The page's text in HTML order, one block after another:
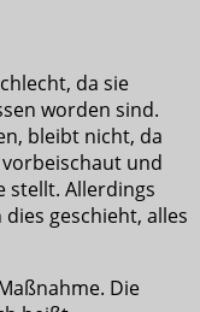
da sie
worden sind.
bleibt nicht, da
und
stellt. Allerdings
geschieht, alles
Die